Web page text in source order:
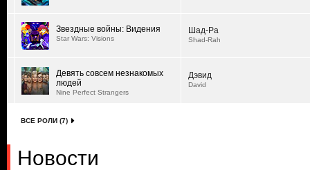
Звездные войны: Видения
Star Wars: Visions
Шад-Ра
Shad-Rah
Девять совсем незнакомых
людей
Nine Perfect Strangers
Дэвид
David
ВСЕ РОЛИ (7)
Новости